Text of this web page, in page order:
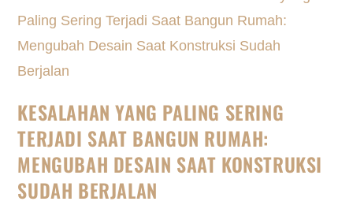
KESALAHAN YANG PALING SERING
TERJADI SAAT BANGUN RUMAH:
MENGUBAH DESAIN SAAT KONSTRUKSI
SUDAH BERJALAN